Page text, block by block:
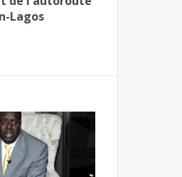
Lagos